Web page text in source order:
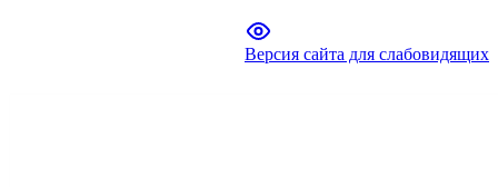
Версия сайта для слабовидящих